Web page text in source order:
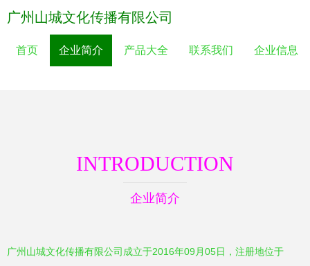
广州山城文化传播有限公司
首页 企业简介 产品大全 联系我们 企业信息
INTRODUCTION
企业简介
广州山城文化传播有限公司成立于2016年09月05日，注册地位于